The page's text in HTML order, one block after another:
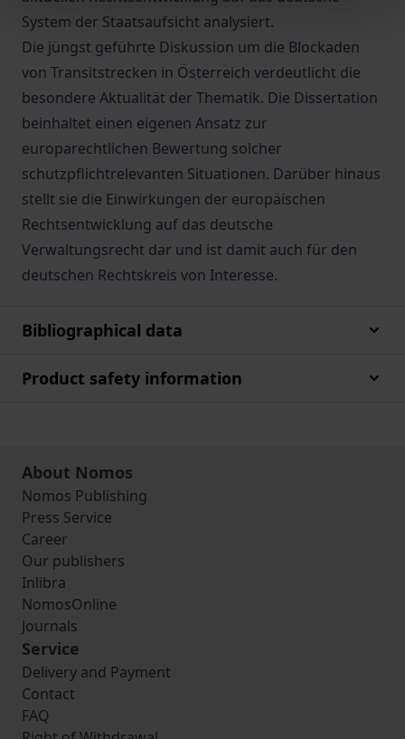
System der Staatsaufsicht analysiert.
Die jüngst geführte Diskussion um die Blockaden
von Transitstrecken in Österreich verdeutlicht die
besondere Aktualität der Thematik. Die Dissertation
beinhaltet einen eigenen Ansatz zur
europarechtlichen Bewertung solcher
schutzpflichtrelevanten Situationen. Darüber hinaus
stellt sie die Einwirkungen der europäischen
Rechtsentwicklung auf das deutsche
Verwaltungsrecht dar und ist damit auch für den
deutschen Rechtskreis von Interesse.
Bibliographical data
Product safety information
About Nomos
Nomos Publishing
Press Service
Career
Our publishers
Inlibra
NomosOnline
Journals
Service
Delivery and Payment
Contact
FAQ